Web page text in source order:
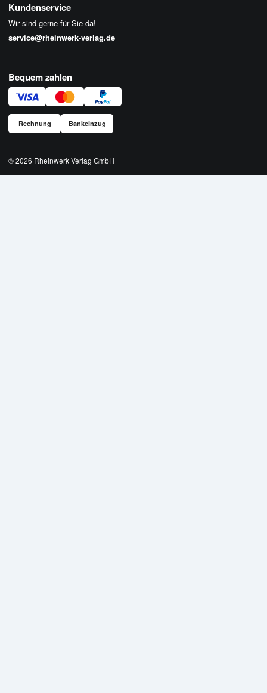
Kundenservice
Wir sind gerne für Sie da!
service@rheinwerk-verlag.de
Bequem zahlen
Rechnung Bankeinzug
© 2026 Rheinwerk Verlag GmbH